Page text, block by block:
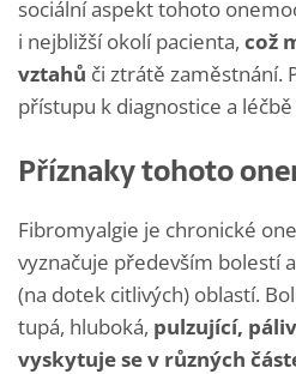
sociální aspekt tohoto
i nejbližší okolí pacienta, což
vztahů či ztrátě zaměstnání.
přístupu k diagnostice a
Příznaky tohoto
Fibromyalgie je chronické
vyznačuje především bolestí
(na dotek citlivých) oblastí.
tupá, hluboká, pulzující,
vyskytuje se v různých